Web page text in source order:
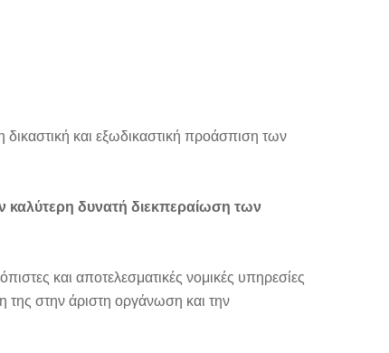
δικαστική και εξωδικαστική προάσπιση των
καλύτερη δυνατή διεκπεραίωση των
και αποτελεσματικές νομικές υπηρεσίες
της στην άριστη οργάνωση και την